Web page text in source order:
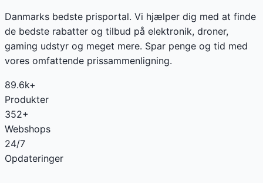
Danmarks bedste prisportal. Vi hjælper dig med at finde
de bedste rabatter og tilbud på elektronik, droner,
gaming udstyr og meget mere. Spar penge og tid med
vores omfattende prissammenligning.
89.6k+
Produkter
352+
Webshops
24/7
Opdateringer